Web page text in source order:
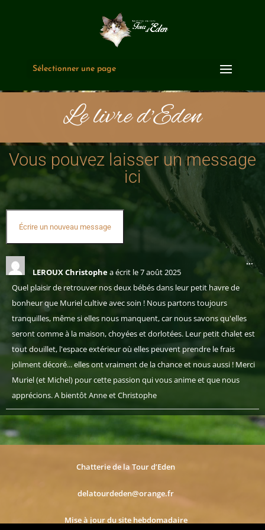
Sélectionner une page
Le livre d'Eden
Vous pouvez laisser un message
ici
LEROUX Christophea écrit le7 août 2025
Quel plaisir de retrouver nos deux bébés dans leur petit havre de
bonheur que Muriel cultive avec soin ! Nous partons toujours
tranquilles, même si elles nous manquent, car nous savons qu'elles
seront comme à la maison, choyées et dorlotées. Leur petit chalet est
tout douillet, l'espace extérieur où elles peuvent prendre le frais
joliment décoré... elles ont vraiment de la chance et nous aussi ! Merci
Muriel (et Michel) pour cette passion qui vous anime et que nous
apprécions. A bientôt Anne et Christophe
...
Chatterie de la Tour d’Eden
delatourdeden@orange.fr
Mise à jour du site hebdomadaire